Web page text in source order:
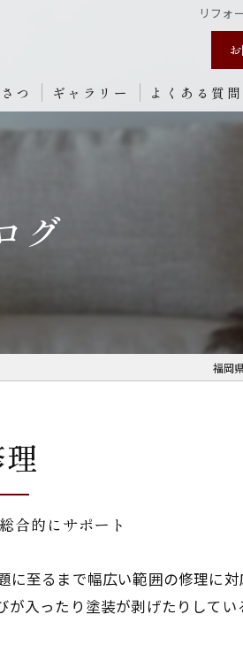
リフォ
つ ギャラリー よくある質問
グ
福岡
合的にサポート
至るまで幅広い範囲の修理に
入ったり塗装が剥げたりして